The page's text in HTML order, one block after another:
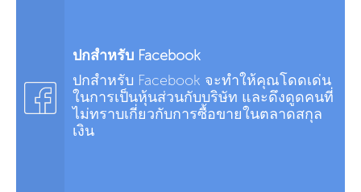
ปกสำหรับ Facebook
ปกสำหรับ Facebook จะทำให้คุณโดดเด่น
ในการเป็นหุ้นส่วนกับบริษัท และดึงดูดคนที่
ไม่ทราบเกี่ยวกับการซื้อขายในตลาดสกุล
เงิน